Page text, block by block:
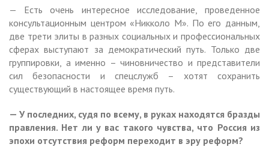
— Есть очень интересное исследование, проведенное
консультационным центром «Никколо М». По его данным,
две трети элиты в разных социальных и профессиональных
сферах выступают за демократический путь. Только две
группировки, а именно – чиновничество и представители
сил безопасности и спецслужб – хотят сохранить
существующий в настоящее время путь.
— У последних, судя по всему, в руках находятся бразды
правления. Нет ли у вас такого чувства, что Россия из
эпохи отсутствия реформ переходит в эру реформ?